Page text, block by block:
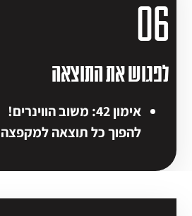
06
לפגוש את התוצאה
אימון 42: משוב הווינרים!
להפוך כל תוצאה למקפצה